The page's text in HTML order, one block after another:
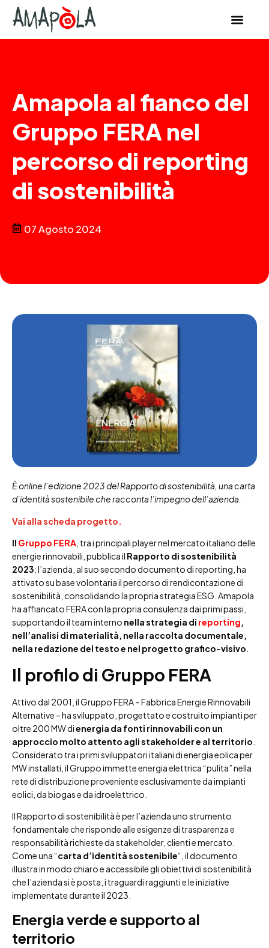
Amapola al fianco del
Gruppo FERA nel
percorso di reporting
di sostenibilità
07 Agosto 2024
È online l’edizione 2023 del Rapporto di sostenibilità, una carta
d’identità sostenibile che racconta l’impegno dell’azienda.
Vai alla scheda progetto.
Il Gruppo FERA , tra i principali player nel mercato italiano delle
energie rinnovabili, pubblica il Rapporto di sostenibilità
2023: l’azienda, al suo secondo documento di reporting, ha
attivato su base volontaria il percorso di rendicontazione di
sostenibilità, consolidando la propria strategia ESG. Amapola
ha affiancato FERA con la propria consulenza dai primi passi,
supportando il team interno nella strategia di reporting,
nell’analisi di materialità, nella raccolta documentale,
nella redazione del testo e nel progetto grafico-visivo
Il profilo di Gruppo FERA
Attivo dal 2001, il Gruppo FERA – Fabbrica Energie Rinnovabili
Alternative – ha sviluppato, progettato e costruito impianti per
oltre 200 MW dienergia da fonti rinnovabili con un
approccio molto attento agli stakeholder e al territorio
Considerato tra i primi sviluppatori italiani di energia eolica per
MW installati, il Gruppo immette energia elettrica “pulita” nella
rete di distribuzione proveniente esclusivamente da impianti
eolici, da biogas e da idroelettrico.
Il Rapporto di sostenibilità è per l’azienda uno strumento
fondamentale che risponde alle esigenze di trasparenza e
responsabilità richieste da stakeholder, clienti e mercato.
Come una “carta d’identità sostenibile“, il documento
illustra in modo chiaro e accessibile gli obiettivi di sostenibilità
che l’azienda si è posta, i traguardi raggiunti e le iniziative
implementate durante il 2023.
Energia verde e supporto al
territorio